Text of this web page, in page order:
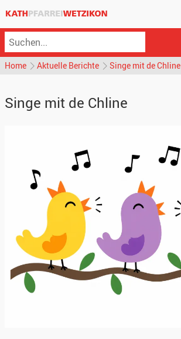
Home Aktuelle Berichte Singe mit de Chline
Singe mit de Chline